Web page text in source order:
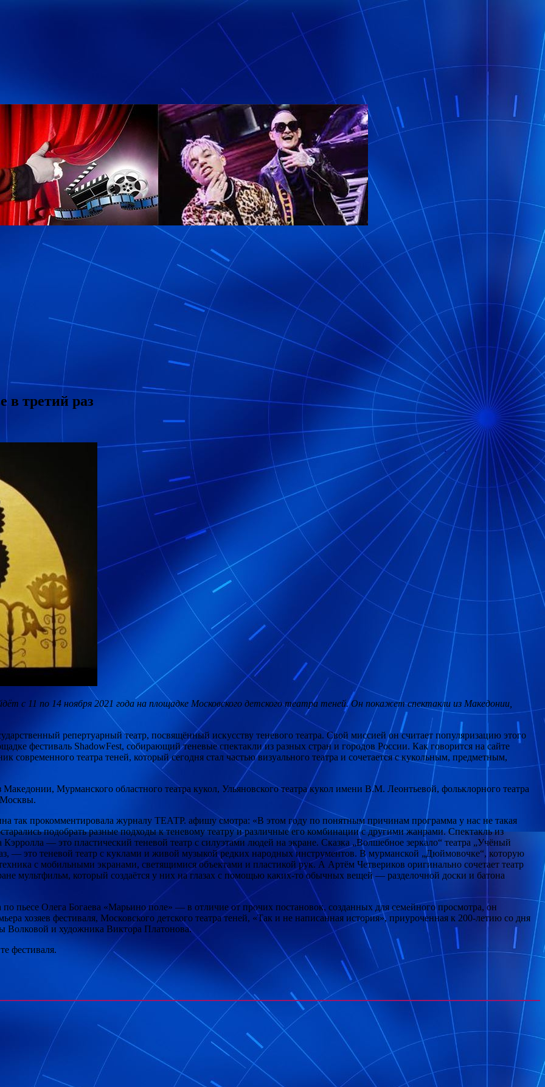
в третий раз
с 11 по 14 ноября 2021 года на площадке Московского детского театра теней. Он покажет спектакли из Македонии,
репертуарный театр, посвящённый искусству теневого театра. Свой миссией он считает популяризацию этого
фестиваль ShadowFest, собирающий теневые спектакли из разных стран и городов России. Как говорится на сайте
современного театра теней, который сегодня стал частью визуального театра и сочетается с кукольным, предметным,
Мурманского областного театра кукол, Ульяновского театра кукол имени В.М. Леонтьевой, фольклорного театра
Москвы.
так прокомментировала журналу ТЕАТР. афишу смотра: «В этом году по понятным причинам программа у нас не такая
подобрать разные подходы к теневому театру и различные его комбинации с другими жанрами. Спектакль из
— это пластический теневой театр с силуэтами людей на экране. Сказка „Волшебное зеркало“ театра „Учёный
— это теневой театр с куклами и живой музыкой редких народных инструментов. В мурманской „Дюймовочке“, которую
с мобильными экранами, светящимися объектами и пластикой рук. А Артём Четвериков оригинально сочетает театр
мультфильм, который создаётся у них на глазах с помощью каких-то обычных вещей — разделочной доски и батона
пьесе Олега Богаева «Марьино поле» — в отличие от прочих постановок, созданных для семейного просмотра, он
хозяев фестиваля, Московского детского театра теней, «Так и не написанная история», приуроченная к 200-летию со дня
Волковой и художника Виктора Платонова.
фестиваля.